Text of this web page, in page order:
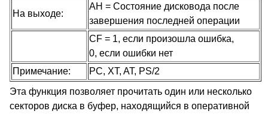
На выходе:
AH = Состояние дисковода после
завершения последней операции
CF = 1, если произошла ошибка,
0, если ошибки нет
Примечание:
PC, XT, AT, PS/2
Эта функция позволяет прочитать один или несколько
секторов диска в буфер, находящийся в оперативной